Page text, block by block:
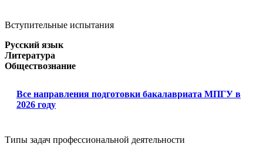
Вступительные испытания
Русский язык
Литература
Обществознание
Все направления подготовки бакалавриата МПГУ в
2026 году
Типы задач профессиональной деятельности